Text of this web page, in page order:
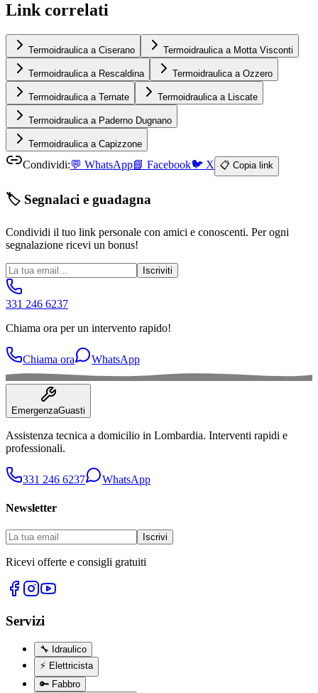
Link correlati
Termoidraulica a Ciserano Termoidraulica a Motta Visconti
Termoidraulica a Rescaldina Termoidraulica a Ozzero
Termoidraulica a Ternate Termoidraulica a Liscate
Termoidraulica a Paderno Dugnano
Termoidraulica a Capizzone
Condividi:💬 WhatsApp📘 Facebook🐦 X 📋 Copia link
🏷️ Segnalaci e guadagna
Condividi il tuo link personale con amici e conoscenti. Per ogni
segnalazione ricevi un bonus!
Iscriviti
331 246 6237
Chiama ora per un intervento rapido!
Chiama ora WhatsApp
EmergenzaGuasti
Assistenza tecnica a domicilio in Lombardia. Interventi rapidi e
professionali.
331 246 6237 WhatsApp
Newsletter
Iscrivi
Ricevi offerte e consigli gratuiti
Servizi
🔧 Idraulico
⚡ Elettricista
🔑 Fabbro